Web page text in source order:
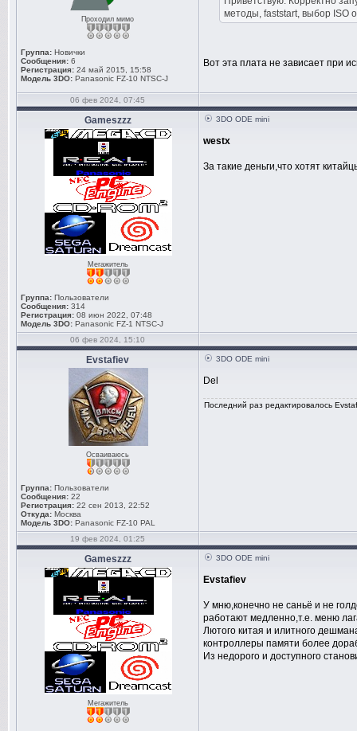
Проходил мимо
Группа: Новички
Сообщения: 6
Регистрация: 24 май 2015, 15:58
Модель 3DO: Panasonic FZ-10 NTSC-J
методы, faststart, выбор ISO
Вот эта плата не зависает при
06 фев 2024, 07:45
Gameszzz
Мегажитель
Группа: Пользователи
Сообщения: 314
Регистрация: 08 июн 2022, 07:48
Модель 3DO: Panasonic FZ-1 NTSC-J
3DO ODE mini
westx
За такие деньги,что хотят
06 фев 2024, 15:10
Evstafiev
Осваиваюсь
Группа: Пользователи
Сообщения: 22
Регистрация: 22 сен 2013, 22:52
Откуда: Москва
Модель 3DO: Panasonic FZ-10 PAL
3DO ODE mini
Del
Последний раз редактировалось
19 фев 2024, 01:25
Gameszzz
Мегажитель
3DO ODE mini
Evstafiev
У мню,конечно не саньё и не
работают медленно,т.е. меню
Лютого китая и илитного
контроллеры памяти более
Из недорого и доступного